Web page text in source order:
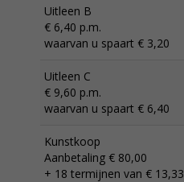
Uitleen B
€ 6,40 p.m.
waarvan u spaart € 3,20
Uitleen C
€ 9,60 p.m.
waarvan u spaart € 6,40
Kunstkoop
Aanbetaling € 80,00
+ 18 termijnen van € 13,33